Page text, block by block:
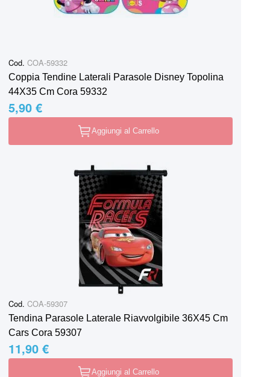
Cod. COA-59332
Coppia Tendine Laterali Parasole Disney Topolina
44X35 Cm Cora 59332
5,90 €
Aggiungi al Carrello
Cod. COA-59307
Tendina Parasole Laterale Riavvolgibile 36X45 Cm
Cars Cora 59307
11,90 €
Aggiungi al Carrello